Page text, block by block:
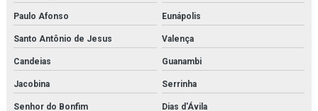
Purgador termodinâmico
Purificador para sistema de ar de respiração
Purificador para sistema de ar de respiração orçamento
Pvg 120
Paulo Afonso Eunápolis
Santo Antônio de Jesus Valença
Candeias Guanambi
Jacobina Serrinha
Senhor do Bonfim Dias d'Ávila